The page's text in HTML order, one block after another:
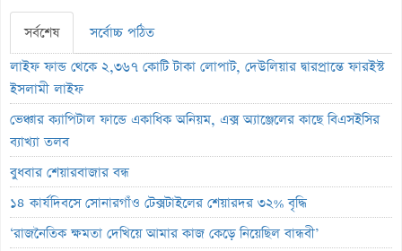
সর্বশেষ
সর্বোচ্চ পঠিত
লাইফ ফান্ড থেকে ২,৩৬৭ কোটি টাকা লোপাট, দেউলিয়ার দ্বারপ্রান্তে ফারইস্ট
ইসলামী লাইফ
ভেঞ্চার ক্যাপিটাল ফান্ডে একাধিক অনিয়ম, এক্স অ্যাঞ্জেলের কাছে বিএসইসির
ব্যাখ্যা তলব
বুধবার শেয়ারবাজার বন্ধ
১৪ কার্যদিবসে সোনারগাঁও টেক্সটাইলের শেয়ারদর ৩২% বৃদ্ধি
‘রাজনৈতিক ক্ষমতা দেখিয়ে আমার কাজ কেড়ে নিয়েছিল বান্ধবী’